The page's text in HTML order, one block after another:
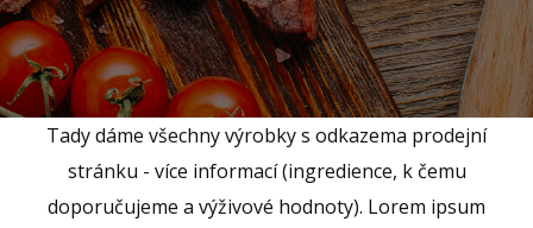
Tady dáme všechny výrobky s odkazema prodejní
stránku - více informací (ingredience, k čemu
doporučujeme a výživové hodnoty). Lorem ipsum